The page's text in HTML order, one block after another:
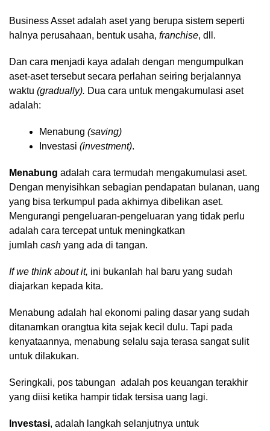
Business Asset adalah aset yang berupa sistem seperti
halnya perusahaan, bentuk usaha, franchise, dll.
Dan cara menjadi kaya adalah dengan mengumpulkan
aset-aset tersebut secara perlahan seiring berjalannya
waktu (gradually). Dua cara untuk mengakumulasi aset
adalah:
Menabung (saving)
Investasi (investment).
Menabung adalah cara termudah mengakumulasi aset.
Dengan menyisihkan sebagian pendapatan bulanan, uang
yang bisa terkumpul pada akhirnya dibelikan aset.
Mengurangi pengeluaran-pengeluaran yang tidak perlu
adalah cara tercepat untuk meningkatkan
jumlah cash yang ada di tangan.
If we think about it, ini bukanlah hal baru yang sudah
diajarkan kepada kita.
Menabung adalah hal ekonomi paling dasar yang sudah
ditanamkan orangtua kita sejak kecil dulu. Tapi pada
kenyataannya, menabung selalu saja terasa sangat sulit
untuk dilakukan.
Seringkali, pos tabungan adalah pos keuangan terakhir
yang diisi ketika hampir tidak tersisa uang lagi.
Investasi, adalah langkah selanjutnya untuk